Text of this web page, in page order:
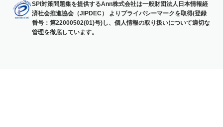
SPI対策問題集を提供するAnn株式会社は一般財団法人日本情報経
済社会推進協会（JIPDEC） よりプライバシーマークを取得(登録
番号：第22000502(01)号)し、個人情報の取り扱いについて適切な
管理を徹底しています。